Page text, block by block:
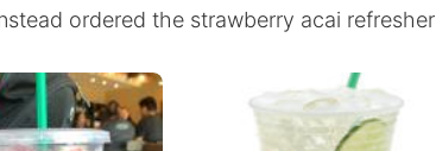
ordered the strawberry acai refresher